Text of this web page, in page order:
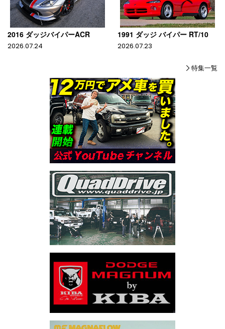
2016 ダッジバイパーACR
2026.07.24
1991 ダッジ バイパー RT/10
2026.07.23
特集一覧